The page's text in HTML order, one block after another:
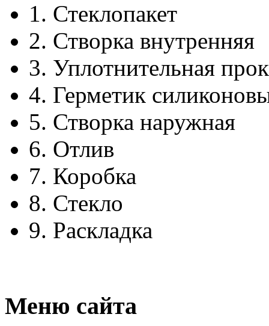
1. Стеклопакет
2. Створка внутренняя
3. Уплотнительная
4. Герметик
5. Створка наружная
6. Отлив
7. Коробка
8. Стекло
9. Раскладка
Меню сайта